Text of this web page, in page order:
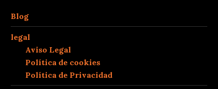
Blog
legal
Aviso Legal
Política de cookies
Política de Privacidad